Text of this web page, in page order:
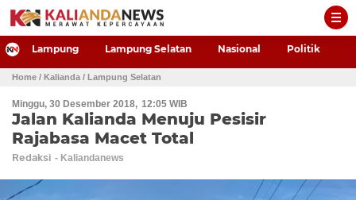
-->
Lampung Lampung Selatan Nasional Politik
Home / Kalianda / Lampung Selatan
Minggu, 30 Desember 2018 12:05 WIB
Jalan Kalianda Menuju Pesisir
Rajabasa Macet Total
Redaksi